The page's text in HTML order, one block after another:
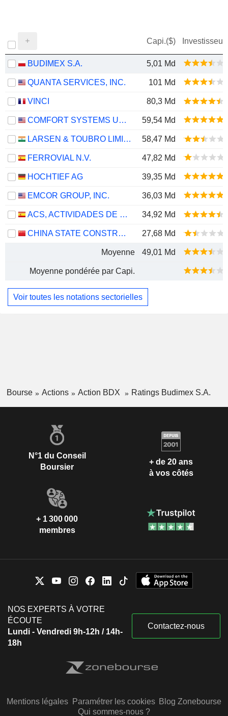
Capi.($) Investisseur
BUDIMEX S.A. 5,01 Md
QUANTA SERVICES, INC. 101 Md
VINCI 80,3 Md
COMFORT SYSTEMS USA, INC. 59,54 Md
LARSEN & TOUBRO LIMITED 58,47 Md
FERROVIAL N.V. 47,82 Md
HOCHTIEF AG 39,35 Md
EMCOR GROUP, INC. 36,03 Md
ACS, ACTIVIDADES DE CONSTRUCCIÓN Y SERVICIOS, S.A. 34,92 Md
CHINA STATE CONSTRUCTION ENGINEERING CORPORATION LIMITED 27,68 Md
Moyenne 49,01 Md
Moyenne pondérée par Capi.
Voir toutes les notations sectorielles
Bourse Actions Action BDX Ratings Budimex S.A.
N°1 du Conseil
Boursier
+ de 20 ans
à vos côtés
+ 1 300 000
membres
NOS EXPERTS À VOTRE
ÉCOUTE
Lundi - Vendredi 9h-12h / 14h-
18h
Contactez-nous
Mentions légales Paramétrer les cookies Blog Zonebourse
Qui sommes-nous ?